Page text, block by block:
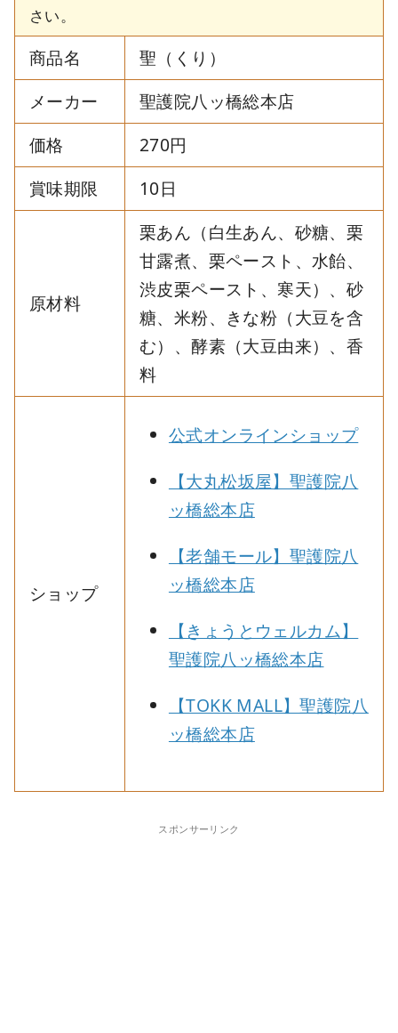
さい。
商品名
聖（くり）
メーカー
聖護院八ッ橋総本店
価格
270円
賞味期限
10日
原材料
栗あん（白生あん、砂糖、栗
甘露煮、栗ペースト、水飴、
渋皮栗ペースト、寒天）、砂
糖、米粉、きな粉（大豆を含
む）、酵素（大豆由来）、香
料
ショップ
公式オンラインショップ
【大丸松坂屋】聖護院八
ッ橋総本店
【老舗モール】聖護院八
ッ橋総本店
【きょうとウェルカム】
聖護院八ッ橋総本店
【TOKK MALL】聖護院八
ッ橋総本店
スポンサーリンク